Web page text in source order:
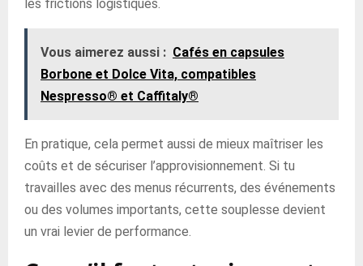
les frictions logistiques.
Vous aimerez aussi : Cafés en capsules
Borbone et Dolce Vita, compatibles
Nespresso® et Caffitaly®
En pratique, cela permet aussi de mieux maîtriser les
coûts et de sécuriser l’approvisionnement. Si tu
travailles avec des menus récurrents, des événements
ou des volumes importants, cette souplesse devient
un vrai levier de performance.